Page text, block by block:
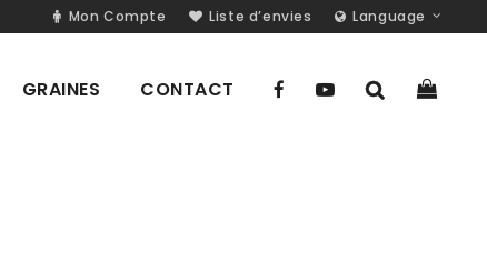
Mon Compte Liste d’envies Language
GRAINES CONTACT